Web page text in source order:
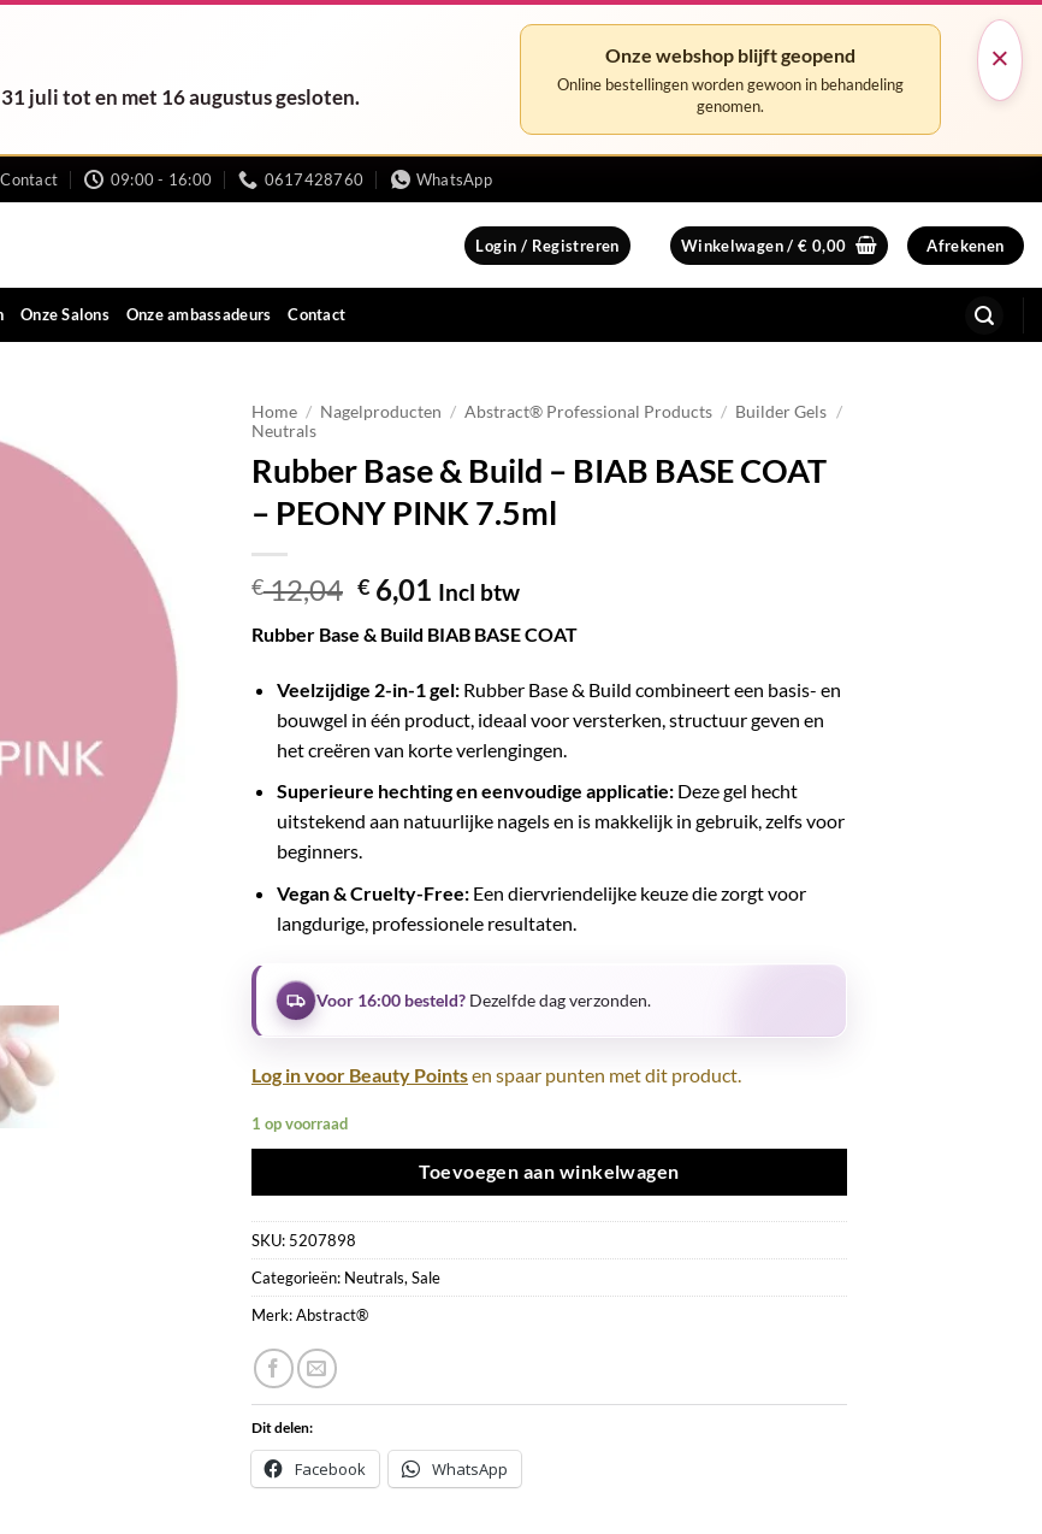
×
juli tot en met 16 augustus gesloten.
Onze webshop blijft geopend
Online bestellingen worden gewoon in behandeling
genomen.
Contact 09:00 - 16:00 0617428760 WhatsApp
Login / Registreren Winkelwagen /€ 0,00 Afrekenen
Onze Salons Onze ambassadeurs Contact
Home / Nagelproducten / Abstract® Professional Products / Builder Gels /
Neutrals
Rubber Base & Build – BIAB BASE COAT
– PEONY PINK 7.5ml
€12,04 Oorspronkelijke
prijs
was:
€ 6,01 Huidige
is:
Incl btw
Rubber Base & Build BIAB BASE COAT
Veelzijdige 2-in-1 gel:Rubber Base & Build combineert een basis- en
bouwgel in één product, ideaal voor versterken, structuur geven en
het creëren van korte verlengingen.
Superieure hechting en eenvoudige applicatie:Deze gel hecht
uitstekend aan natuurlijke nagels en is makkelijk in gebruik, zelfs voor
beginners.
Vegan & Cruelty-Free:Een diervriendelijke keuze die zorgt voor
langdurige, professionele resultaten.
Voor 16:00 besteld? Dezelfde dag verzonden.
Log in voor Beauty Pointsen spaar punten met dit product.
1 op voorraad
Toevoegen aan winkelwagen
SKU: 5207898
Categorieën: Neutrals, Sale
Merk:Abstract®
Dit delen:
Facebook WhatsApp